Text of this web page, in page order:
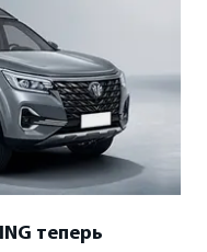
теперь